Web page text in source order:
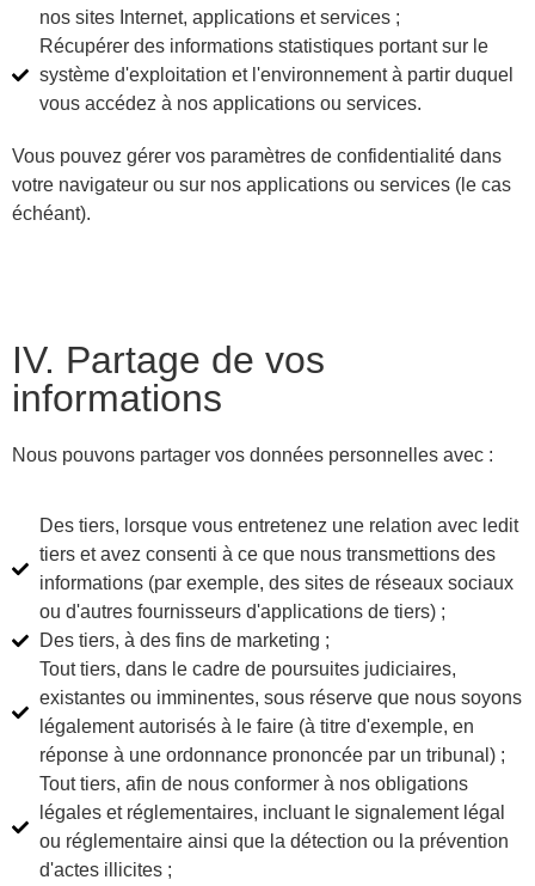
nos sites Internet, applications et services ;
Récupérer des informations statistiques portant sur le
système d'exploitation et l'environnement à partir duquel
vous accédez à nos applications ou services.
Vous pouvez gérer vos paramètres de confidentialité dans
votre navigateur ou sur nos applications ou services (le cas
échéant).
IV. Partage de vos
informations
Nous pouvons partager vos données personnelles avec :
Des tiers, lorsque vous entretenez une relation avec ledit
tiers et avez consenti à ce que nous transmettions des
informations (par exemple, des sites de réseaux sociaux
ou d'autres fournisseurs d'applications de tiers) ;
Des tiers, à des fins de marketing ;
Tout tiers, dans le cadre de poursuites judiciaires,
existantes ou imminentes, sous réserve que nous soyons
légalement autorisés à le faire (à titre d'exemple, en
réponse à une ordonnance prononcée par un tribunal) ;
Tout tiers, afin de nous conformer à nos obligations
légales et réglementaires, incluant le signalement légal
ou réglementaire ainsi que la détection ou la prévention
d'actes illicites ;